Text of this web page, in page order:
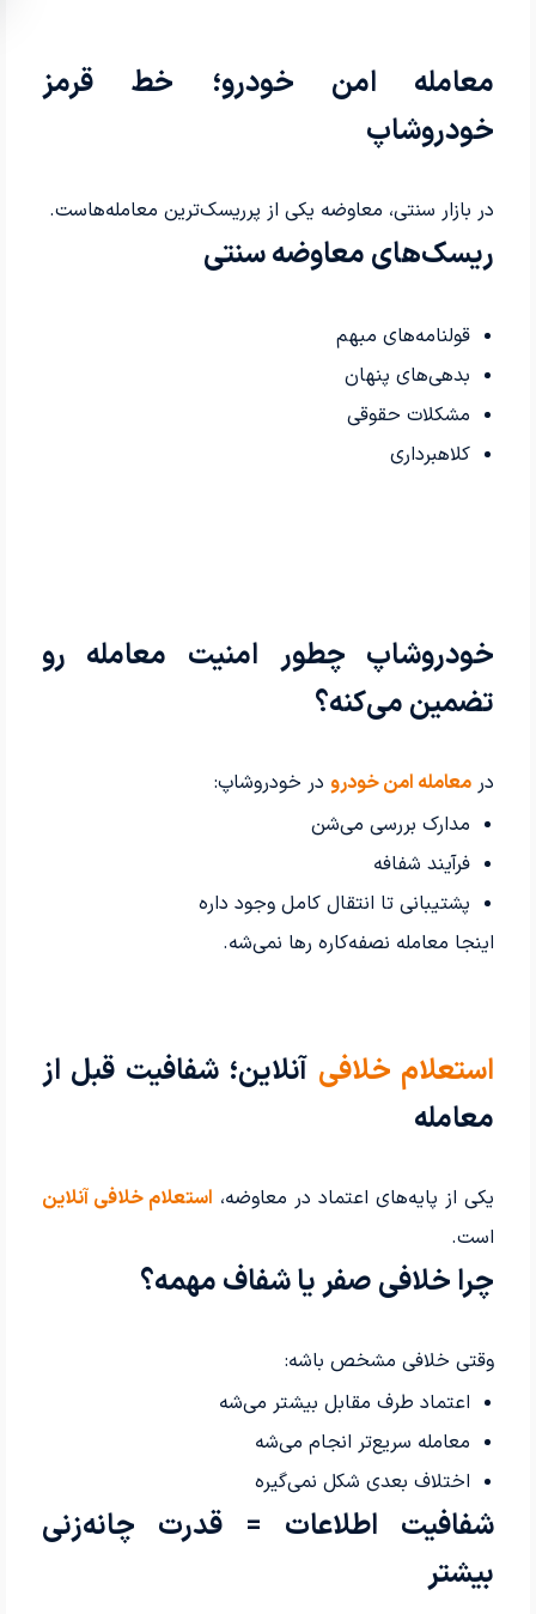
معامله امن خودرو؛ خط قرمز
خودروشاپ
در بازار سنتی، معاوضه یکی از پرریسک‌ترین معامله‌هاست.
ریسک‌های معاوضه سنتی
قولنامه‌های مبهم
بدهی‌های پنهان
مشکلات حقوقی
کلاهبرداری
خودروشاپ چطور امنیت معامله رو
تضمین می‌کنه؟
در معامله امن خودرودر خودروشاپ:
مدارک بررسی می‌شن
فرآیند شفافه
پشتیبانی تا انتقال کامل وجود داره
اینجا معامله نصفه‌کاره رها نمی‌شه.
استعلام خلافی آنلاین؛ شفافیت قبل از
معامله
یکی از پایه‌های اعتماد در معاوضه، استعلام خلافی آنلاین
است.
چرا خلافی صفر یا شفاف مهمه؟
وقتی خلافی مشخص باشه:
اعتماد طرف مقابل بیشتر می‌شه
معامله سریع‌تر انجام می‌شه
اختلاف بعدی شکل نمی‌گیره
شفافیت اطلاعات = قدرت چانه‌زنی
بیشتر